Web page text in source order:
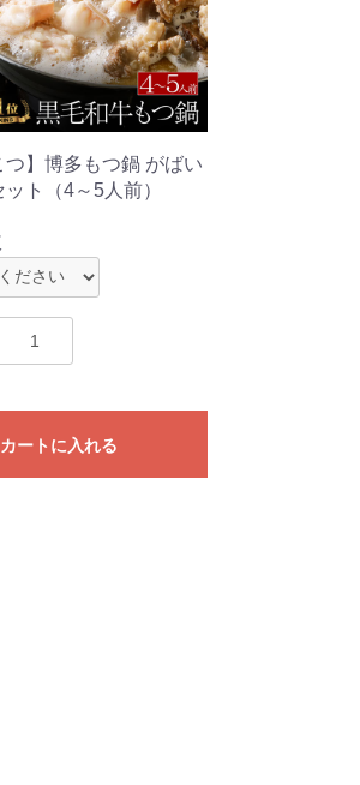
つ】博多もつ鍋 がばい
ト（4～5人前）
カートに入れる